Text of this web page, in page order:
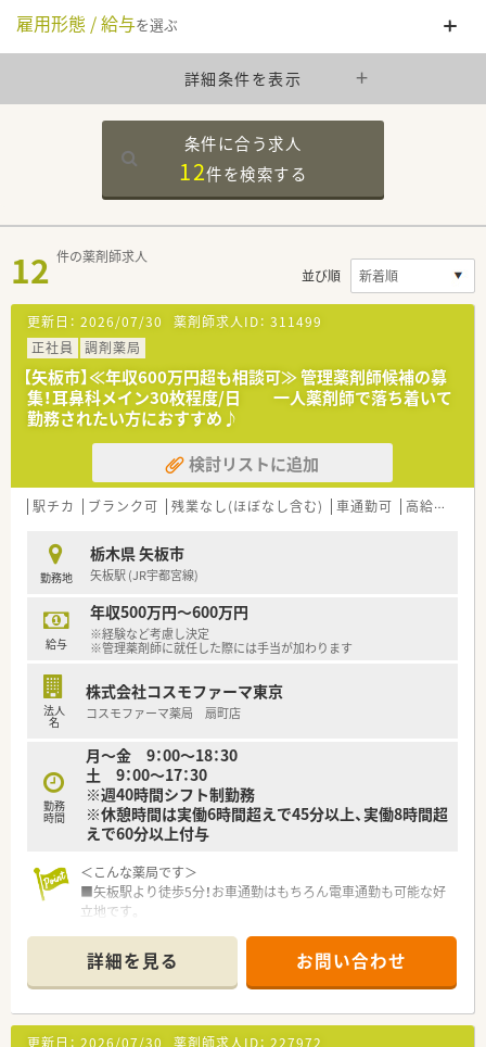
雇用形態 / 給与を選ぶ
詳細条件を表示
条件に合う求人
12件を検索する
12 件の薬剤師求人
並び順
更新日： 2026/07/30 薬剤師求人ID： 311499
正社員
調剤薬局
【矢板市】≪年収600万円超も相談可≫ 管理薬剤師候補の募
集！耳鼻科メイン30枚程度/日 一人薬剤師で落ち着いて
勤務されたい方におすすめ♪
検討リストに追加
駅チカ ブランク可 残業なし(ほぼなし含む) 車通勤可 高給与(600万円以上)
勤務地
栃木県 矢板市
矢板駅 (JR宇都宮線)
給与
年収500万円～600万円
※経験など考慮し決定
※管理薬剤師に就任した際には手当が加わります
法人
名
株式会社コスモファーマ東京
コスモファーマ薬局 扇町店
勤務
時間
月～金 9：00～18：30
土 9：00～17：30
※週40時間シフト制勤務
※休憩時間は実働6時間超えで45分以上、実働8時間超
えで60分以上付与
＜こんな薬局です＞
■矢板駅より徒歩5分！お車通勤はもちろん電車通勤も可能な好
立地です。
■薬剤師1名体制ですが、調剤事務の方が2名在籍しておりサポ
ートしてくださいます。
■矢板駅から北東に進んでいただくと見えてくるピンクの看板
が目印です。
■隣接している医院は長年続いている地元の町医者でアットホ
詳細を見る お問い合わせ
更新日： 2026/07/30 薬剤師求人ID： 227972